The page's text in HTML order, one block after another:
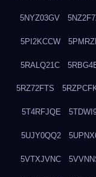
5NYZ03GV
5PI2KCCW
5RALQ21C
5RZ72FTS
5T4RFJQE
5UJY0QQ2
5VTXJVNC